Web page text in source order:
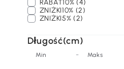
RABAT10% (4)
ZNIŻKI10% (2)
ZNIŻKI5% (2)
Długość(cm)
Min - Maks